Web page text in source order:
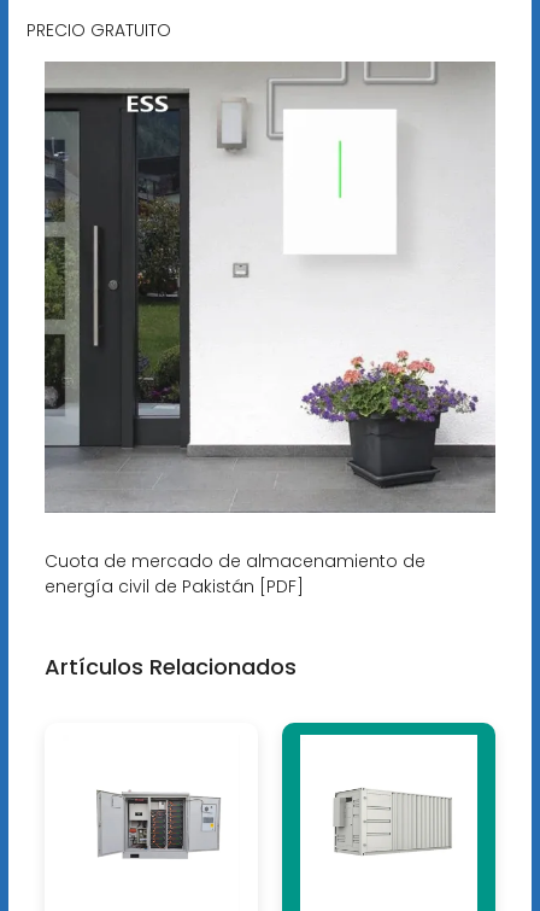
PRECIO GRATUITO
Cuota de mercado de almacenamiento de
energía civil de Pakistán [PDF]
Artículos Relacionados